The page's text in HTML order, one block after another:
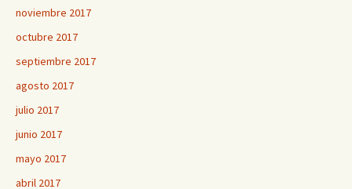
noviembre 2017
octubre 2017
septiembre 2017
agosto 2017
julio 2017
junio 2017
mayo 2017
abril 2017